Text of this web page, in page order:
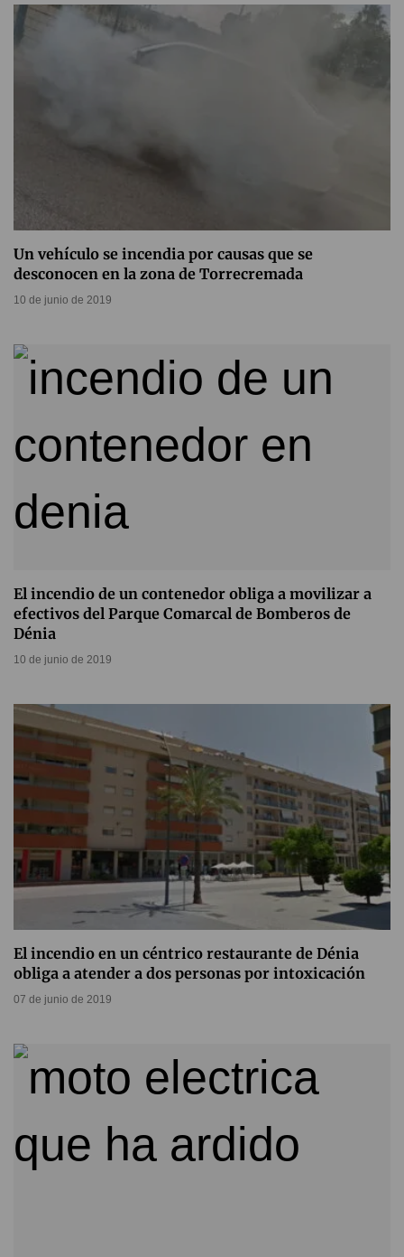
Un vehículo se incendia por causas que se
desconocen en la zona de Torrecremada
10 de junio de 2019
El incendio de un contenedor obliga a movilizar a
efectivos del Parque Comarcal de Bomberos de
Dénia
10 de junio de 2019
El incendio en un céntrico restaurante de Dénia
obliga a atender a dos personas por intoxicación
07 de junio de 2019